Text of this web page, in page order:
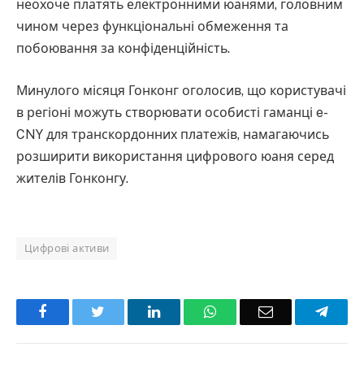
неохоче платять електронними юанями, головним
чином через функціональні обмеження та
побоювання за конфіденційність.
Минулого місяця Гонконг оголосив, що користувачі
в регіоні можуть створювати особисті гаманці e-
CNY для транскордонних платежів, намагаючись
розширити використання цифрового юаня серед
жителів Гонконгу.
Цифрові активи
Facebook LinkedInWhatsAppEmail